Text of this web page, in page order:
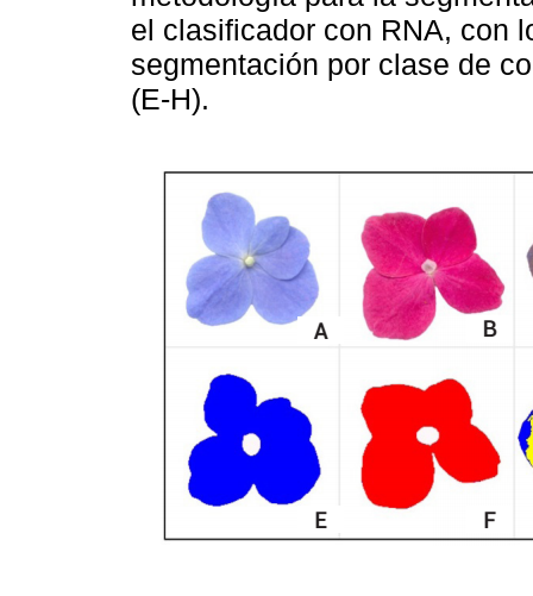
el clasificador con RNA, con
segmentación por clase de
(E-H).